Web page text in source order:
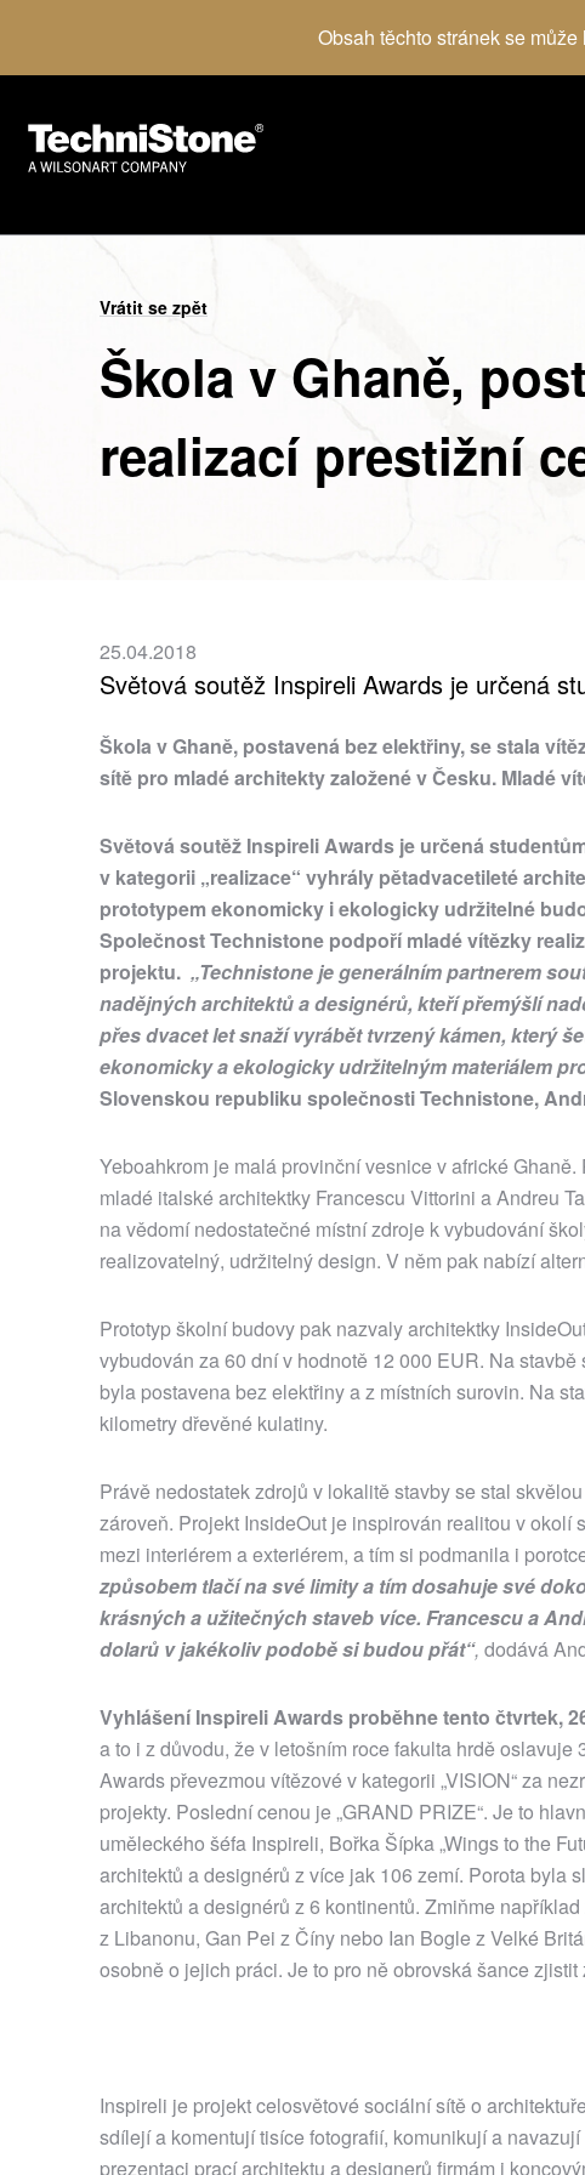
Obsah těchto stránek se
Vrátit se zpět
Škola v Ghaně,
realizací prestižní
25.04.2018
Světová soutěž Inspireli Awards je určená
Škola v Ghaně, postavená bez elektřiny, se stala
sítě pro mladé architekty založené v Česku. Mladé
Světová soutěž Inspireli Awards je určená
v kategorii „realizace“ vyhrály pětadvacetileté
prototypem ekonomicky i ekologicky udržitelné
Společnost Technistone podpoří mladé vítězky
projektu. „Technistone je generálním partnerem
nadějných architektů a designérů, kteří přemýšlí
přes dvacet let snaží vyrábět tvrzený kámen, který
ekonomicky a ekologicky udržitelným materiálem
Slovenskou republiku společnosti Technistone,
Yeboahkrom je malá provinční vesnice v africké
mladé italské architektky Francescu Vittorini a Andreu
na vědomí nedostatečné místní zdroje k vybudování
realizovatelný, udržitelný design. V něm pak nabízí
Prototyp školní budovy pak nazvaly architektky
vybudován za 60 dní v hodnotě 12 000 EUR. Na
byla postavena bez elektřiny a z místních surovin. Na
kilometry dřevěné kulatiny.
Právě nedostatek zdrojů v lokalitě stavby se stal
zároveň. Projekt InsideOut je inspirován realitou v okolí
mezi interiérem a exteriérem, a tím si podmanila i
způsobem tlačí na své limity a tím dosahuje své
krásných a užitečných staveb více. Francescu a
dolarů v jakékoliv podobě si budou přát“, dodává
Vyhlášení Inspireli Awards proběhne tento čtvrtek,
a to i z důvodu, že v letošním roce fakulta hrdě
Awards převezmou vítězové v kategorii „VISION“ za
projekty. Poslední cenou je „GRAND PRIZE“. Je to
uměleckého šéfa Inspireli, Bořka Šípka „Wings to the
architektů a designérů z více jak 106 zemí. Porota byla
architektů a designérů z 6 kontinentů. Zmiňme
z Libanonu, Gan Pei z Číny nebo Ian Bogle z Velké
osobně o jejich práci. Je to pro ně obrovská šance
Inspireli je projekt celosvětové sociální sítě o
sdílejí a komentují tisíce fotografií, komunikují a
prezentaci prací architektu a designerů firmám i